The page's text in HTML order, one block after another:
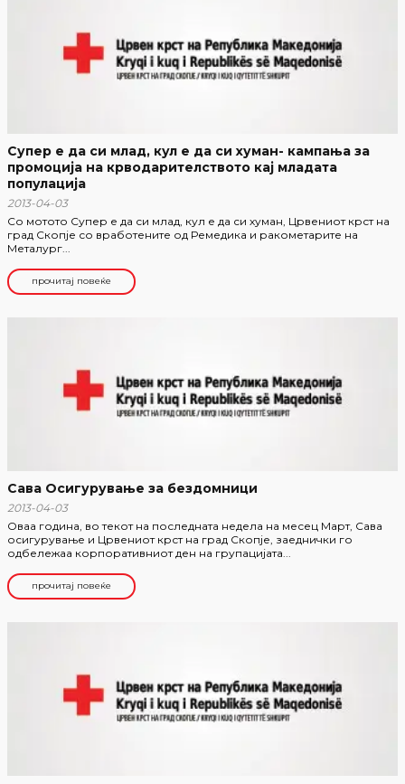
Супер е да си млад, кул е да си хуман- кампања за
промоција на крводарителството кај младата
популација
2013-04-03
Со мотото Супер е да си млад, кул е да си хуман, Црвениот крст на
град Скопје со вработените од Ремедика и ракометарите на
Металург...
прочитај повеќе
Сава Осигурување за бездомници
2013-04-03
Оваа година, во текот на последната недела на месец Март, Сава
осигурување и Црвениот крст на град Скопје, заеднички го
одбележаа корпоративниот ден на групацијата...
прочитај повеќе